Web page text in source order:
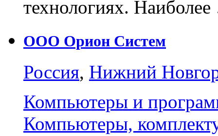
технологиях.
ООО Орион Систем
Россия, Нижний
Компьютеры и
Компьютеры,